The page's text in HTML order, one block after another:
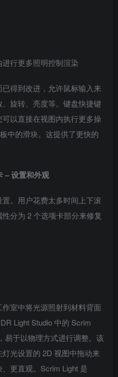
行更多照明控制渲染
得到改进，允许鼠标输入来
旋转、亮度等。键盘快捷键
以直接在视图内执行更多操
中的滑块。这提供了更快的
– 设置和外观
。用户花费太多时间上下滚
分为 2 个选项卡部分来修复
室中将光源照射到材料背面
Light Studio 中的 Scrim
易于以物理方式进行调整。该
光设置的 2D 视图中拖动来
更直观。Scrim Light 是